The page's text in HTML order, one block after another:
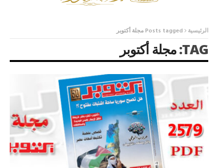
الرئيسية Posts tagged مجلة أكتوبر
TAG: مجلة أكتوبر